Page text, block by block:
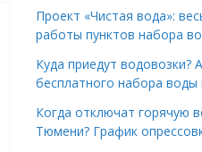
Проект «Чистая вода»:
работы пунктов набора
Куда приедут водовозки?
бесплатного набора
Когда отключат горячую
Тюмени? График